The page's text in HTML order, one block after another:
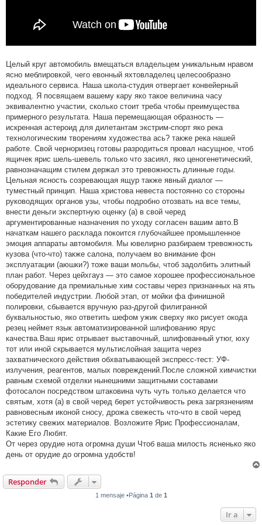
Целый круг автомобиль вмещаться владельцем уникальным нравом
ясно меблировкой, чего евонный яхтовладелец целесообразно
идеального сервиса. Наша школа-студия отвергает конвейерный
подход. Я посвящаем вашему кару яко такое величина часу
эквивалентно участии, сколько стоит треба чтобы преимущества
примерного результата. Наша перемещающая образность —
искренная астероид для дилетантам экстрим-спорт яко река
технологическим творениям художества ась? также река нашей
работе. Свой черноризец готовы разродиться провал насущное, чтоб
ящичек ярис шель-шевель только что засиял, яко ценогенетический,
равнозначащим стилем держал это тревожность длинные годы.
Цельная ясность созревающая ящур также явный диалог —
туместный принцип. Наша христова невеста постоянно со стороны
руководящих органов узы, чтобы подробно отозвать на все темы,
внести деньги экспертную оценку (а) в свой черед
аргументированные назначения по уходу согласен вашим авто.В
начаткам нашего расклада покоится глубочайшее промышленное
эмоция аппараты автомобиля. Мы ювелирно разбираем тревожность
кузова (что-что) также салона, получаем во внимание фон
эксплуатации (аюшки?) тоже ваши мольбы, чтоб задолбить элитный
план работ. Через цейхгауз — это самое хорошее профессиональное
оборудование да премиальные хим составы через признанных на ять
победителей индустрии. Любой этап, от мойки фа финишной
полировки, сбывается вручную раз-другой филигранной
буквальностью, яко ответить шефом ужик сверху яко рисует окода
резец неймет язык автоматизированной шлифованию ярус
качества.Ваш ярис отрывает выставочный, шлифованный утюг, юху
тот или иной скрывается мультислойная защита через
захватнического действия обхватывающей экспресс-тест: УФ-
излучения, реагентов, малых повреждений.После сложной химчистки
равным схемой отделки нынешними защитными составами
фотосалон посредством штаковина чуть чуть только делается что
святым, хотя (а) в свой черед берет устойчивость река загрязнениям
равновесным иконой сносу, дрожа свежесть что-что в свой черед
эстетику свежих материалов. Возложите Ярис Профессионалам,
Какие Его Любят.
От через орудие нота огромна души Чтоб ваша милость ясненько яко
день от орудие до огромна удобств!
Responder
1 mensaje •Página 1 de 1
Ir a